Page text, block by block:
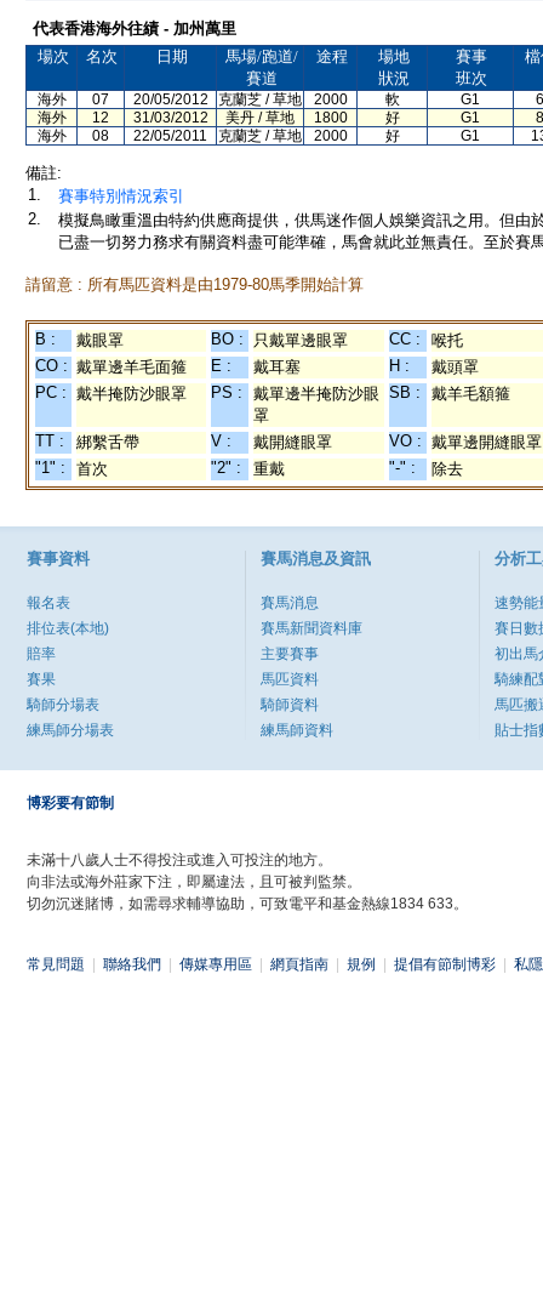
代表香港海外往績 - 加州萬里
場次
名次 日期
馬場/跑道/
賽道
途程
場地
狀況
賽事
班次
海外 07 20/05/2012 克蘭芝 / 草地 2000 軟 G1
6
海外
12 31/03/2012 美丹 / 草地 1800 好 G1
8
海外
08 22/05/2011 克蘭芝 / 草地 2000 好 G1
備註:
1.
賽事特別情況索引
2.
模擬鳥瞰重溫由特約供應商提供，供馬迷作個人娛樂資訊之用。但
已盡一切努力務求有關資料盡可能準確，馬會就此並無責任。至於賽
請留意 : 所有馬匹資料是由1979-80馬季開始計算
B : 戴眼罩 BO : 只戴單邊眼罩 CC :
喉托
CO : 戴單邊羊毛面箍 E : 戴耳塞 H :
戴頭罩
PC : 戴半掩防沙眼罩 PS :
戴單邊半掩防沙眼
罩
SB : 戴羊毛額箍
TT : 綁繫舌帶 V : 戴開縫眼罩 VO : 戴單邊開縫眼罩
"1" :
首次 "2" : 重戴 "-" : 除去
賽事資料
報名表
排位表(本地)
賠率
賽果
騎師分場表
練馬師分場表
賽馬消息及資訊
賽馬消息
賽馬新聞資料庫
主要賽事
馬匹資料
騎師資料
練馬師資料
分析
速勢能
賽日數
初出馬
騎練配
馬匹搬
貼士指
博彩要有節制
未滿十八歲人士不得投注或進入可投注的地方。
向非法或海外莊家下注，即屬違法，且可被判監禁。
切勿沉迷賭博，如需尋求輔導協助，可致電平和基金熱線1834 633。
常見問題 聯絡我們 傳媒專用區 網頁指南 規例 提倡有節制博彩 私